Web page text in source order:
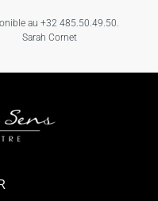
au +32 485.50.49.50.
Sarah Cornet